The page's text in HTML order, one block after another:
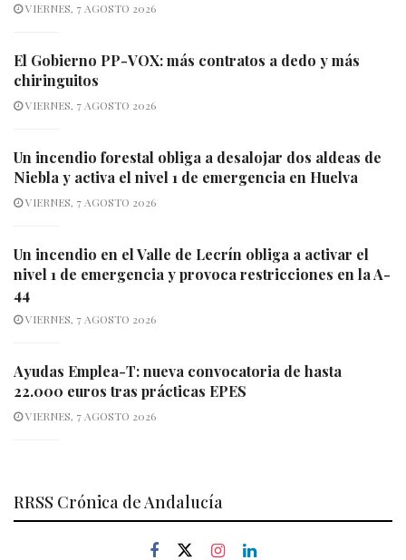
VIERNES, 7 AGOSTO 2026
El Gobierno PP-VOX: más contratos a dedo y más
chiringuitos
VIERNES, 7 AGOSTO 2026
Un incendio forestal obliga a desalojar dos aldeas de
Niebla y activa el nivel 1 de emergencia en Huelva
VIERNES, 7 AGOSTO 2026
Un incendio en el Valle de Lecrín obliga a activar el
nivel 1 de emergencia y provoca restricciones en la A-
44
VIERNES, 7 AGOSTO 2026
Ayudas Emplea-T: nueva convocatoria de hasta
22.000 euros tras prácticas EPES
VIERNES, 7 AGOSTO 2026
RRSS Crónica de Andalucía